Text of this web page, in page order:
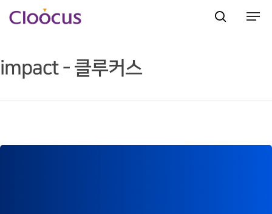
Hit enter to search or ESC to close
impact - 클루커스